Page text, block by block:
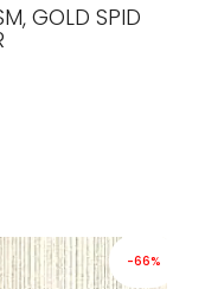
GOLD SPID
-66%